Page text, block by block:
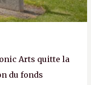
Arts quitte la
du fonds